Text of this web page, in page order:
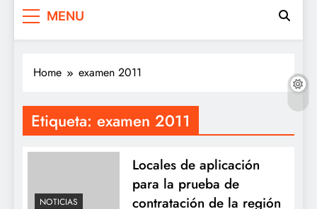
MENU
Home examen 2011
Etiqueta: examen 2011
NOTICIAS
Locales de aplicación
para la prueba de
contratación de la región